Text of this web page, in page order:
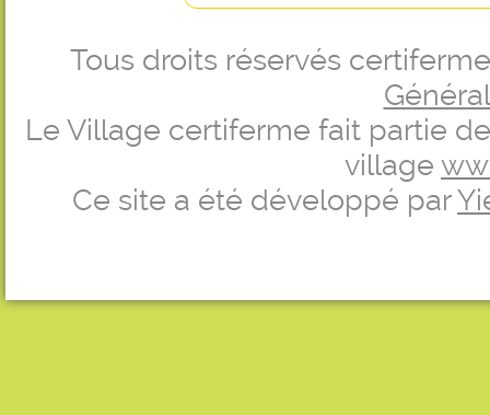
Tous droits réservés
Le Village certiferme fait partie
village
Ce site a été développé par